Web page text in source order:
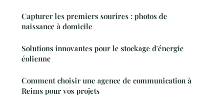
Capturer les premiers sourires : photos de
naissance à domicile
Solutions innovantes pour le stockage d'énergie
éolienne
Comment choisir une agence de communication à
Reims pour vos projets